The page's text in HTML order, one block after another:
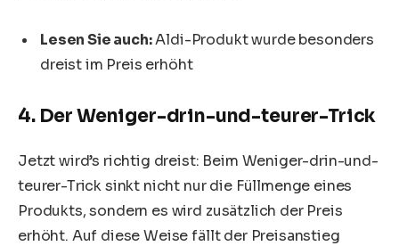
Lesen Sie auch:Aldi-Produkt wurde besonders
dreist im Preis erhöht
4. Der Weniger-drin-und-teurer-Trick
Jetzt wird’s richtig dreist: Beim Weniger-drin-und-
teurer-Trick sinkt nicht nur die Füllmenge eines
Produkts, sondern es wird zusätzlich der Preis
erhöht. Auf diese Weise fällt der Preisanstieg